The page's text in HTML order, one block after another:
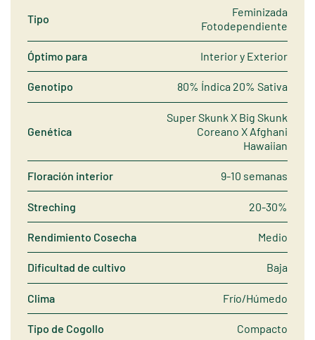
Tipo
Feminizada
Fotodependiente
Óptimo para Interior y Exterior
Genotipo 80% Índica 20% Sativa
Genética
Super Skunk X Big Skunk
Coreano X Afghani
Hawaiian
Floración interior 9-10 semanas
Streching 20-30%
Rendimiento Cosecha Medio
Dificultad de cultivo Baja
Clima Frío/Húmedo
Tipo de Cogollo Compacto